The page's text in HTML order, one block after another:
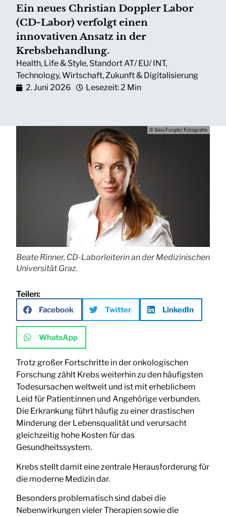
Ein neues Christian Doppler Labor
(CD-Labor) verfolgt einen
innovativen Ansatz in der
Krebsbehandlung.
Health, Life & Style, Standort AT/ EU/ INT,
Technology,Wirtschaft,Zukunft & Digitalisierung
2. Juni 2026
Lesezeit: 2 Min
© Sissi Furgler Fotografie
Beate Rinner, CD-Laborleiterin an der Medizinischen
Universität Graz.
Teilen:
Facebook Twitter LinkedIn
WhatsApp
Trotz großer Fortschritte in der onkologischen
Forschung zählt Krebs weiterhin zu den häufigsten
Todesursachen weltweit und ist mit erheblichem
Leid für Patient:innen und Angehörige verbunden.
Die Erkrankung führt häufig zu einer drastischen
Minderung der Lebensqualität und verursacht
gleichzeitig hohe Kosten für das
Gesundheitssystem.
Krebs stellt damit eine zentrale Herausforderung für
die moderne Medizin dar.
Besonders problematisch sind dabei die
Nebenwirkungen vieler Therapien sowie die